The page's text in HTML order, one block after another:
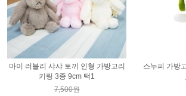
마이 러블리 샤샤 토끼 인형 가방고리
키링 3종 9cm 택1
7,500원
스누피 가방